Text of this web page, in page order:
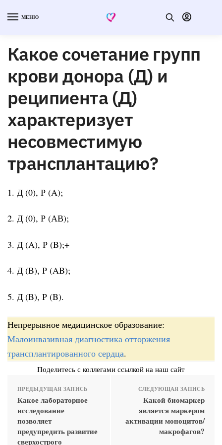
МЕНЮ
Какое сочетание групп
крови донора (Д) и
реципиента (Д)
характеризует
несовместимую
трансплантацию?
1. Д (0), Р (A);
2. Д (0), Р (АВ);
3. Д (A), Р (B);+
4. Д (B), Р (AB);
5. Д (B), Р (B).
Непрерывное медицинское образование:
Малоинвазивная диагностика отторжения
трансплантированного сердца.
Поделитесь с коллегами ссылкой на наш сайт
ПРЕДЫДУЩАЯ ЗАПИСЬ
Какое лабораторное
исследование
позволяет
предупредить развитие
сверхострого
СЛЕДУЮЩАЯ ЗАПИСЬ
Какой биомаркер
является маркером
активации моноцитов/
макрофагов?